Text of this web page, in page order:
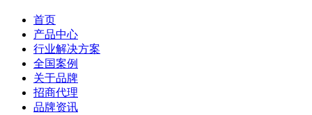
首页
产品中心
行业解决方案
全国案例
关于品牌
招商代理
品牌资讯